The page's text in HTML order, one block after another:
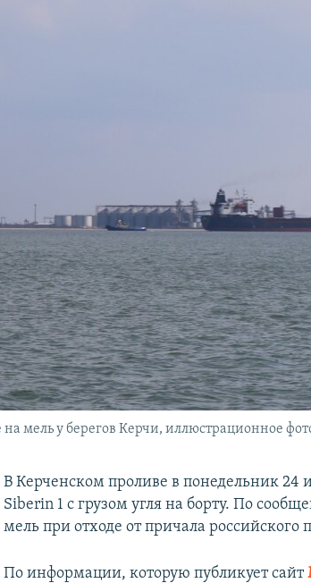
мель у берегов Керчи, иллюстрационное
В Керченском проливе в понедельник 24
Siberin 1 c грузом угля на борту. По
мель при отходе от причала российского
По информации, которую публикует сайт